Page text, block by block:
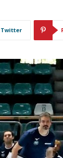
Twitter